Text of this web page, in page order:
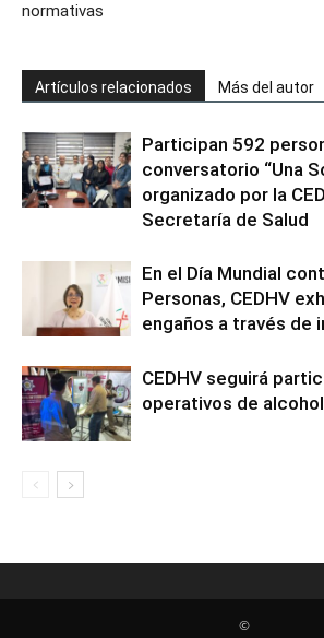
normativas
Artículos relacionados Más del autor
Participan 592
conversatorio “Una
organizado por la
Secretaría de Salud
En el Día Mundial
Personas, CEDHV
engaños a través de
CEDHV seguirá
operativos de
©